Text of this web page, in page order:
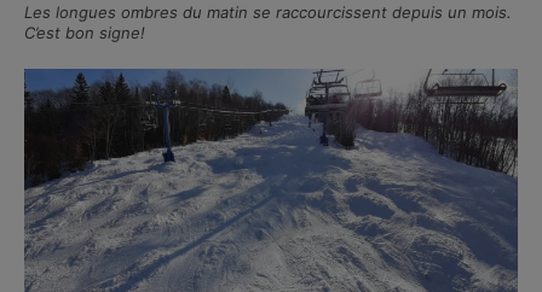
Les longues ombres du matin se raccourcissent depuis un mois.
C’est bon signe!